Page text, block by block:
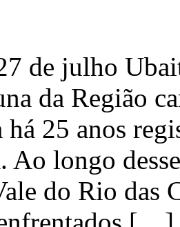
de julho
da Região
25 anos
Ao longo
do Rio das